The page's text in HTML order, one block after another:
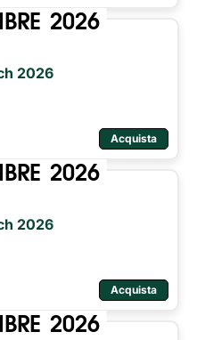
2026
2026
Acquista
2026
2026
Acquista
2026